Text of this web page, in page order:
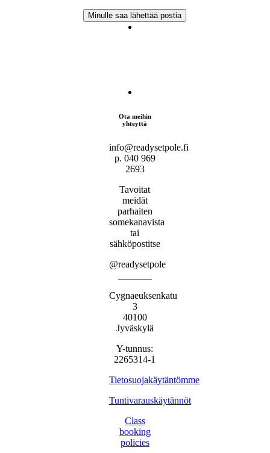
Ota meihin
yhteyttä
info@readysetpole.fi
p. 040 969
2693
Tavoitat
meidät
parhaiten
somekanavista
tai
sähköpostitse
@readysetpole
Cygnaeuksenkatu
3
40100
Jyväskylä
Y-tunnus:
2265314-1
Tietosuojakäytäntömme
Tuntivarauskäytännöt
Class
booking
policies